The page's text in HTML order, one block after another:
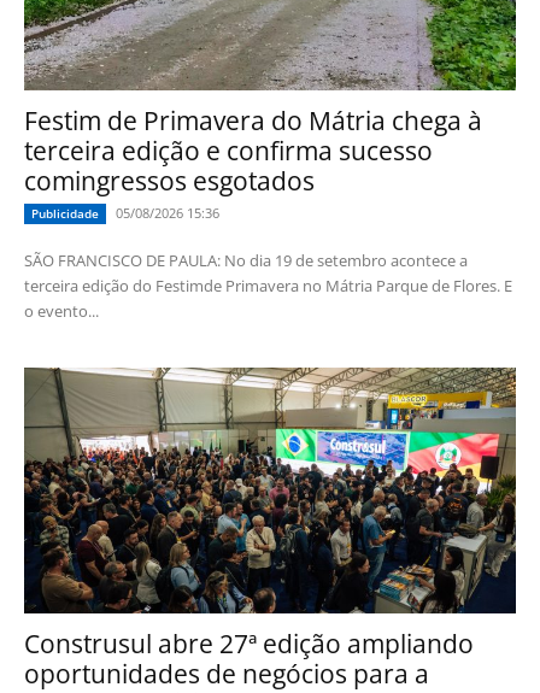
Festim de Primavera do Mátria chega à
terceira edição e confirma sucesso
comingressos esgotados
Publicidade 05/08/2026 15:36
SÃO FRANCISCO DE PAULA: No dia 19 de setembro acontece a
terceira edição do Festimde Primavera no Mátria Parque de Flores. E
o evento...
Construsul abre 27ª edição ampliando
oportunidades de negócios para a